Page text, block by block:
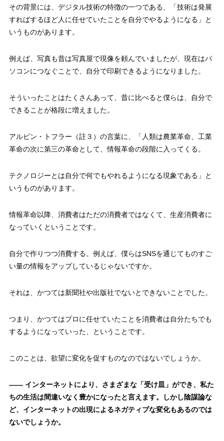
その背景には、デジタル技術の特徴の一つである、「技術は発展
すればするほど人に任せていたことを自分でやるようになる」と
いうものがあります。
例えば、写真も昔は写真屋で現像を頼んでいましたが、現在はパ
ソコンにつなぐことで、自分で印刷できるようになりました。
そういったことはたくさんあって、昔に比べると僕らは、自分で
できることが格段に増えました。
アルビン・トフラー（註３）の言葉に、「人類は農業革命、工業
革命の次に第三の革命として、情報革命の段階に入ってくる。
テクノロジーとは自分で何でもやれるようになる現象である」と
いうものがあります。
情報革命以降、消費者はただの消費者ではなくて、生産消費者に
なっていくということです。
自分で作りつつ消費する。例えば、僕らはSNSを通じてものすご
い量の情報をアップしているじゃないですか。
それは、かつては新聞社や出版社でないとできないことでした。
つまり、かつてはプロに任せていたことを消費者は自分たちでも
するようになっていった、ということです。
このことは、欲望に変化を促すものなのではないでしょうか。
—— インターネットにより、さまざまな「受け皿」ができ、私た
ちの生活は間違いなく豊かになったと言えます。しかし陰謀論な
ど、インターネットの出現によるネガティブな変化もあるのでは
ないでしょうか。